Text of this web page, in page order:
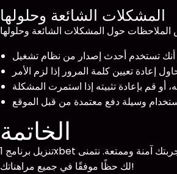
المشكلات الشائعة وحلولها
الخاتمة
تنزيل برنامج 1xbet للايفون ليس بالأمر المعقد، فقط اتبع الخطوات المذكورة أعلاه وستكون جاهزاً للاستمتاع بتجربة مراهنة فريدة. تأكد من تحميل التطبيق من المصدر الرسمي لجعل تجربتك آمنة وممتعة. نتمنى
لك حظًا موفقًا في جميع مراهناتك!